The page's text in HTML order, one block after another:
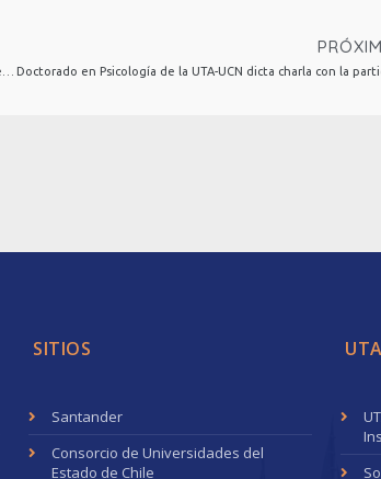
SITIOS
Santander
Consorcio de Universidades del
Estado de Chile